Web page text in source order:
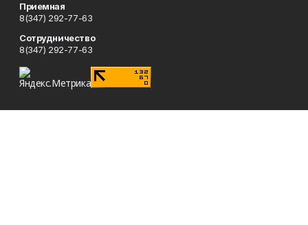
Приемная
8(347) 292-77-63
Сотрудничество
8(347) 292-77-63